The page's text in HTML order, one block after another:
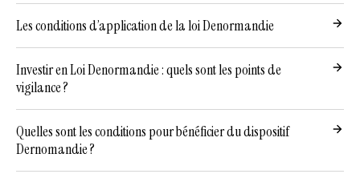
Les conditions d’application de la loi Denormandie
Investir en Loi Denormandie : quels sont les points de
vigilance ?
Quelles sont les conditions pour bénéficier du dispositif
Dernomandie ?